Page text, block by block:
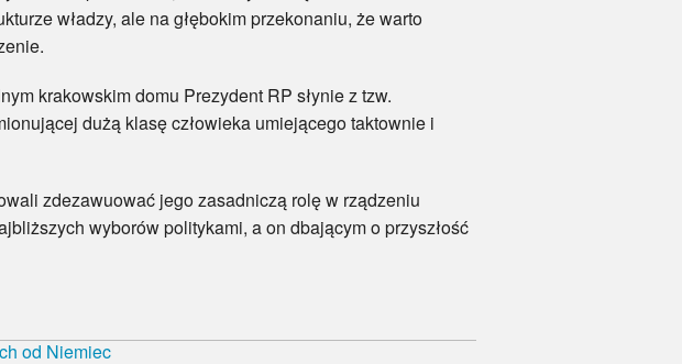
władzy, ale na głębokim przekonaniu, że warto
krakowskim domu Prezydent RP słynie z tzw.
dużą klasę człowieka umiejącego taktownie i
zdezawuować jego zasadniczą rolę w rządzeniu
wyborów politykami, a on dbającym o przyszłość
od Niemiec